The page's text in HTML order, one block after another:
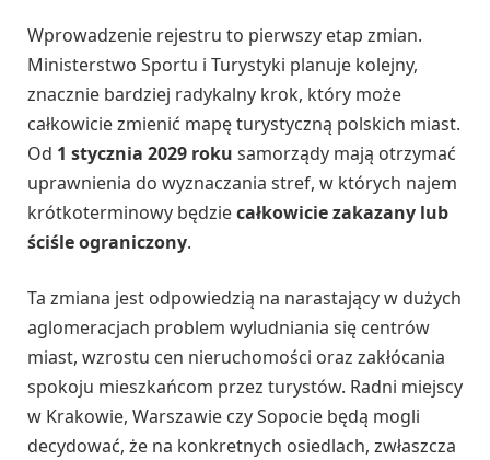
Wprowadzenie rejestru to pierwszy etap zmian.
Ministerstwo Sportu i Turystyki planuje kolejny,
znacznie bardziej radykalny krok, który może
całkowicie zmienić mapę turystyczną polskich miast.
Od 1 stycznia 2029 roku samorządy mają otrzymać
uprawnienia do wyznaczania stref, w których najem
krótkoterminowy będziecałkowicie zakazany lub
ściśle ograniczony.
Ta zmiana jest odpowiedzią na narastający w dużych
aglomeracjach problem wyludniania się centrów
miast, wzrostu cen nieruchomości oraz zakłócania
spokoju mieszkańcom przez turystów. Radni miejscy
w Krakowie, Warszawie czy Sopocie będą mogli
decydować, że na konkretnych osiedlach, zwłaszcza